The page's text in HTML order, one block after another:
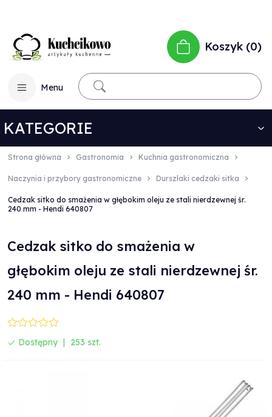
Menu
Koszyk 0
KATEGORIE
Strona główna Gastronomia Kuchnia gastronomiczna
Naczynia i przybory gastronomiczne Durszlaki cedzaki sitka
Cedzak sitko do smażenia w głębokim oleju ze stali nierdzewnej śr.
240 mm - Hendi 640807
Cedzak sitko do smażenia w
głębokim oleju ze stali nierdzewnej śr.
240 mm - Hendi 640807
Dostępny 253 szt.